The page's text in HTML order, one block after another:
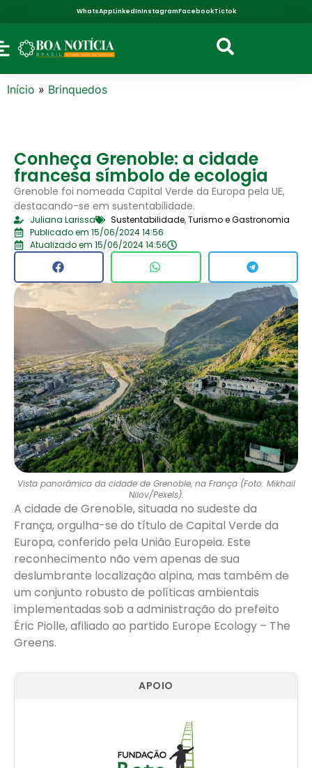
WhatsAppLinkedInInstagramFacebookTictok
Início » Brinquedos
Conheça Grenoble: a cidade
francesa símbolo de ecologia
Grenoble foi nomeada Capital Verde da Europa pela UE,
destacando-se em sustentabilidade.
Juliana Larissa Sustentabilidade,Turismo e Gastronomia
Publicado em 15/06/2024 14:56
Atualizado em 15/06/2024 14:56
Vista panorâmica da cidade de Grenoble, na França (Foto: Mikhail
Nilov/Pexels).
A cidade de Grenoble, situada no sudeste da
França, orgulha-se do título de Capital Verde da
Europa, conferido pela União Europeia. Este
reconhecimento não vem apenas de sua
deslumbrante localização alpina, mas também de
um conjunto robusto de políticas ambientais
implementadas sob a administração do prefeito
Éric Piolle, afiliado ao partido Europe Ecology – The
Greens.
APOIO